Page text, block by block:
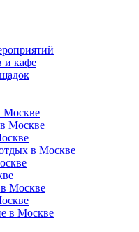
и кафе
Москве
Москве
в Москве
Москве
в Москве